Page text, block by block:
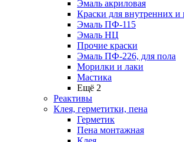
Эмаль акриловая
Краски для внутренних
Эмаль ПФ-115
Эмаль НЦ
Прочие краски
Эмаль ПФ-226, для пола
Морилки и лаки
Мастика
Ещё 2
Реактивы
Клея, герметитки, пена
Герметик
Пена монтажная